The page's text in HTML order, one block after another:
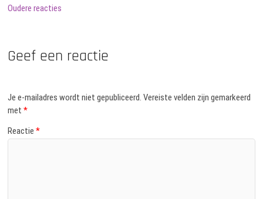
Reactie
Oudere reacties
Geef een reactie
Je e-mailadres wordt niet gepubliceerd. Vereiste velden zijn gemarkeerd
met*
Reactie*